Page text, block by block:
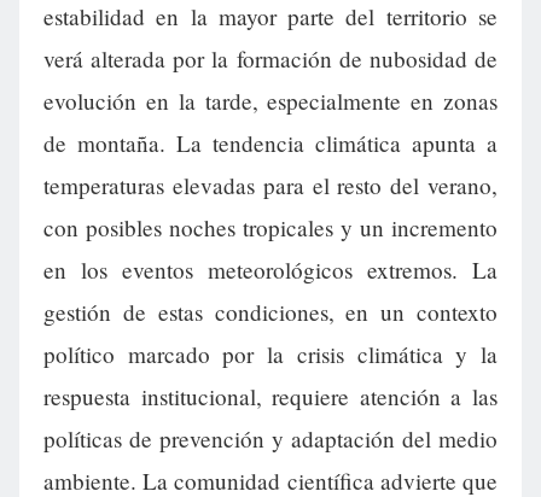
estabilidad en la mayor parte del territorio se
verá alterada por la formación de nubosidad de
evolución en la tarde, especialmente en zonas
de montaña. La tendencia climática apunta a
temperaturas elevadas para el resto del verano,
con posibles noches tropicales y un incremento
en los eventos meteorológicos extremos. La
gestión de estas condiciones, en un contexto
político marcado por la crisis climática y la
respuesta institucional, requiere atención a las
políticas de prevención y adaptación del medio
ambiente. La comunidad científica advierte que